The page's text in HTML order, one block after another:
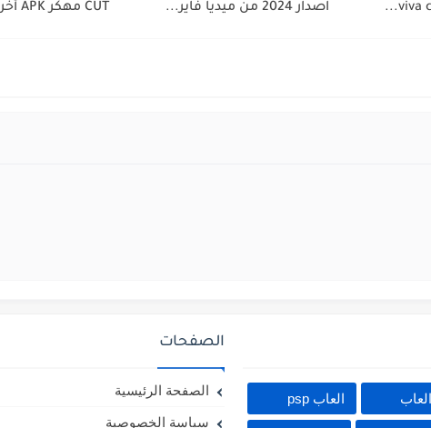
اصدار 2024 من ميديا فاير...
CUT مهكر APK أخر...
العاب العاب psp
الصفحات
الصفحة الرئيسية
سياسة الخصوصية